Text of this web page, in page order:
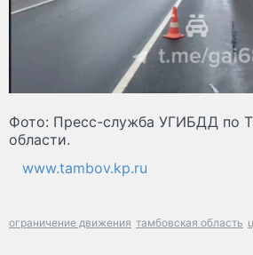
Фото: Пресс-служба УГИБДД по
области.
www.tambov.kp.ru
ограничение движения тамбовская область